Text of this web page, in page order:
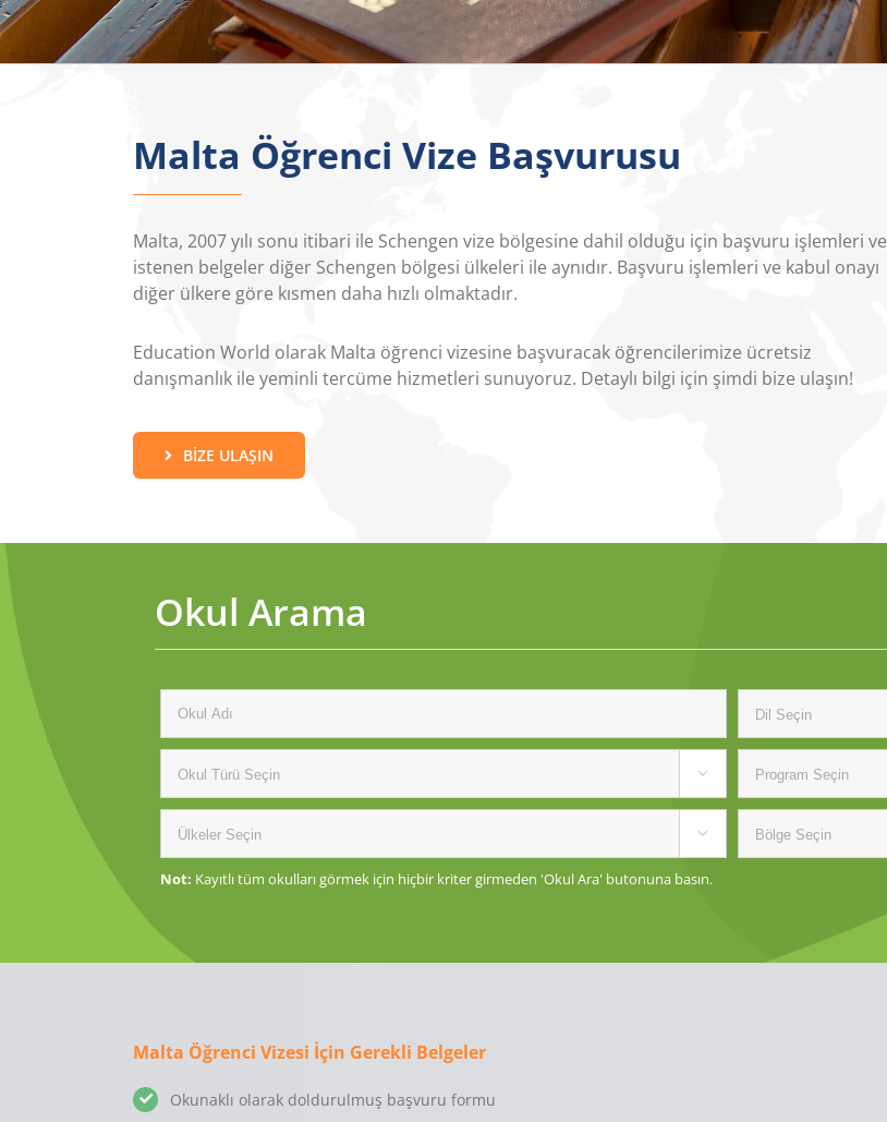
Malta Öğrenci Vize Başvurusu
Malta, 2007 yılı sonu itibari ile Schengen vize bölgesine dahil olduğu için başvuru işlemleri ve
istenen belgeler diğer Schengen bölgesi ülkeleri ile aynıdır. Başvuru işlemleri ve kabul onayı
diğer ülkere göre kısmen daha hızlı olmaktadır.
Education World olarak Malta öğrenci vizesine başvuracak öğrencilerimize ücretsiz
danışmanlık ile yeminli tercüme hizmetleri sunuyoruz. Detaylı bilgi için şimdi bize ulaşın!
BIZE ULAŞIN
Okul Arama


Not: Kayıtlı tüm okulları görmek için hiçbir kriter girmeden 'Okul Ara' butonuna basın.
Malta Öğrenci Vizesi İçin Gerekli Belgeler
Okunaklı olarak doldurulmuş başvuru formu